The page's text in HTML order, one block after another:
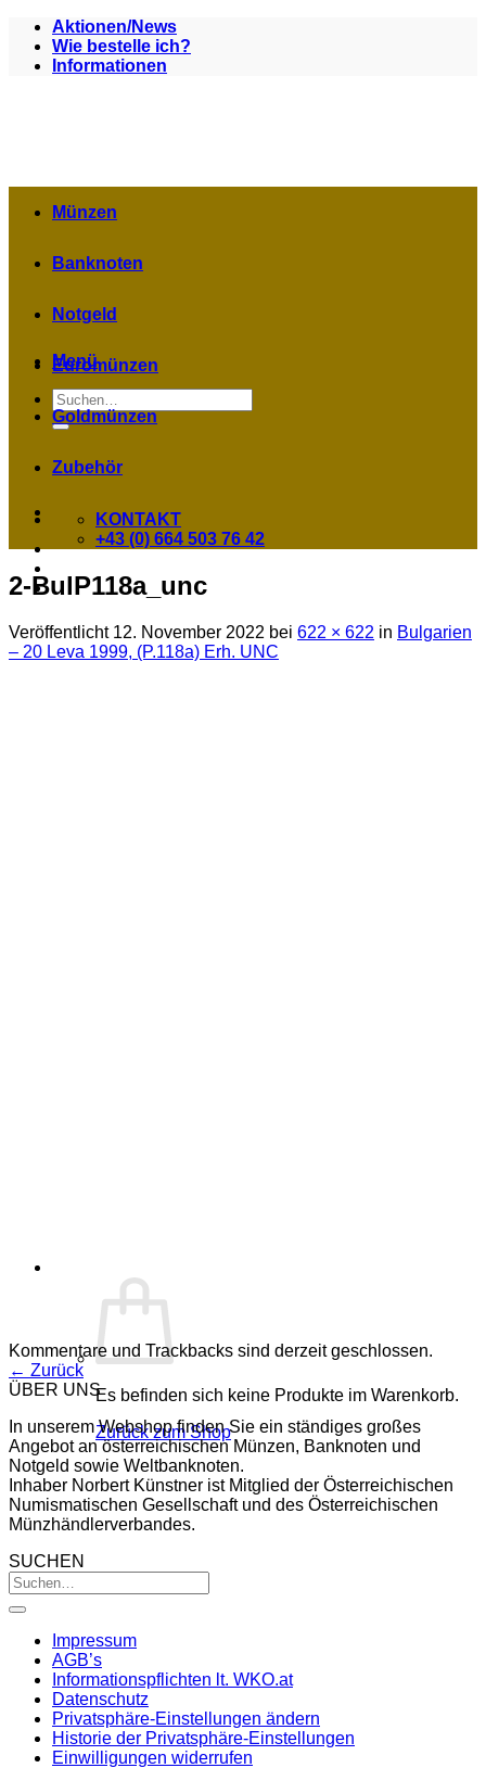
Zum
Inhalt
springen
Aktionen/News
Wie bestelle ich?
Informationen
Menü
Suchen
nach:
Es befinden sich keine Produkte im Warenkorb.
Zurück zum Shop
Münzen
Banknoten
Notgeld
Euromünzen
Goldmünzen
Zubehör
KONTAKT
+43 (0) 664 503 76 42
2-BulP118a_unc
Veröffentlicht 12. November 2022 bei 622 × 622 in Bulgarien
– 20 Leva 1999, (P.118a) Erh. UNC
Kommentare und Trackbacks sind derzeit geschlossen.
← Zurück
ÜBER UNS
In unserem Webshop finden Sie ein ständiges großes
Angebot an österreichischen Münzen, Banknoten und
Notgeld sowie Weltbanknoten.
Inhaber Norbert Künstner ist Mitglied der Österreichischen
Numismatischen Gesellschaft und des Österreichischen
Münzhändlerverbandes.
SUCHEN
Impressum
AGB’s
Informationspflichten lt. WKO.at
Datenschutz
Privatsphäre-Einstellungen ändern
Historie der Privatsphäre-Einstellungen
Einwilligungen widerrufen